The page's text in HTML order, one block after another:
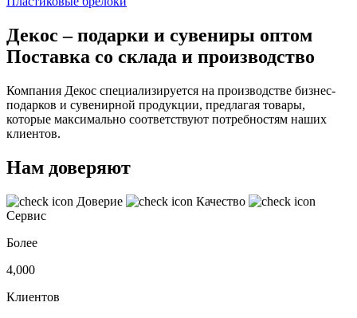
Декос – подарки и сувениры оптом
Поставка со склада и производство
Компания Декос специализируется на производстве бизнес-
подарков и сувенирной продукции, предлагая товары,
которые максимально соответствуют потребностям наших
клиентов.
Нам доверяют
Доверие
Качество
Сервис
Более
4,000
Клиентов